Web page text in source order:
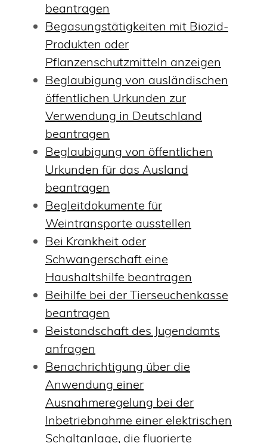
beantragen
Begasungstätigkeiten mit Biozid-
Produkten oder
Pflanzenschutzmitteln anzeigen
Beglaubigung von ausländischen
öffentlichen Urkunden zur
Verwendung in Deutschland
beantragen
Beglaubigung von öffentlichen
Urkunden für das Ausland
beantragen
Begleitdokumente für
Weintransporte ausstellen
Bei Krankheit oder
Schwangerschaft eine
Haushaltshilfe beantragen
Beihilfe bei der Tierseuchenkasse
beantragen
Beistandschaft des Jugendamts
anfragen
Benachrichtigung über die
Anwendung einer
Ausnahmeregelung bei der
Inbetriebnahme einer elektrischen
Schaltanlage, die fluorierte